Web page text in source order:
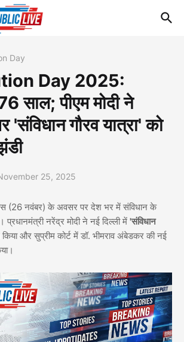
Day
Day 2025:
साल; पीएम मोदी ने
'संविधान गौरव यात्रा' को
25, 2025
(26 नवंबर) के अवसर पर देश भर में संविधान के
प्रधानमंत्री नरेंद्र मोदी ने नई दिल्ली में 'संविधान
और सुप्रीम कोर्ट में डॉ. भीमराव अंबेडकर की नई